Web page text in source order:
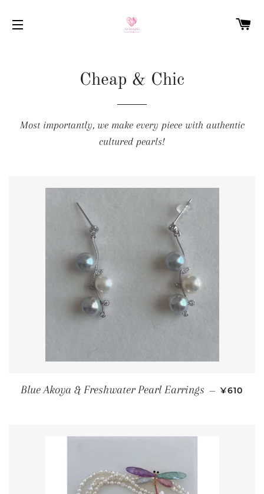
Cheap & Chic
Most importantly, we make every piece with authentic
cultured pearls!
Blue Akoya & Freshwater Pearl Earrings — PREÇO
¥610